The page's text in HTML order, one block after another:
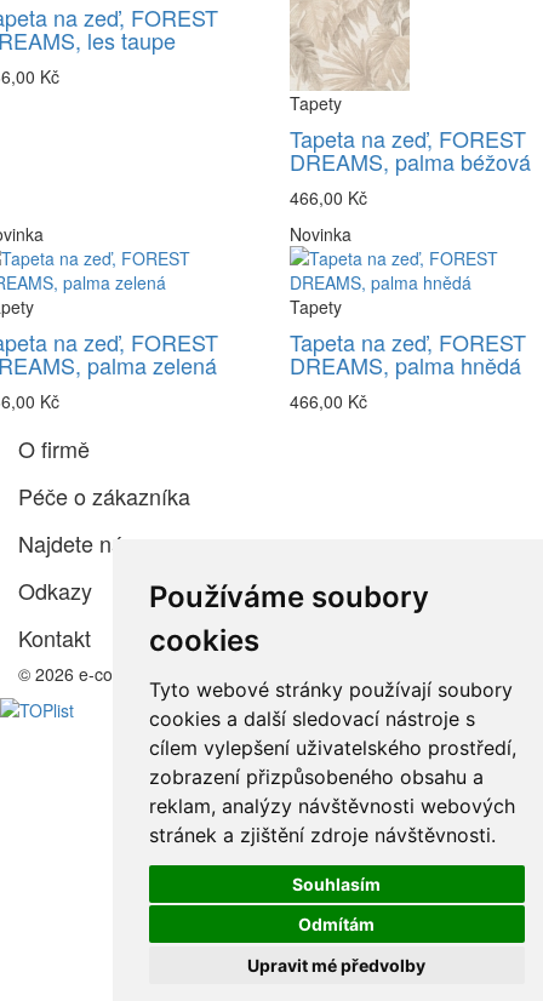
Používáme soubory
cookies
Tyto webové stránky používají soubory
cookies a další sledovací nástroje s
cílem vylepšení uživatelského prostředí,
zobrazení přizpůsobeného obsahu a
reklam, analýzy návštěvnosti webových
stránek a zjištění zdroje návštěvnosti.
Souhlasím
Odmítám
Upravit mé předvolby
na zeď, FOREST
les taupe
Kč
Tapety
Tapeta na zeď, FOREST
DREAMS, palma béžová
466,00 Kč
na zeď, FOREST
palma zelená
Kč
Novinka
Tapety
Tapeta na zeď, FOREST
DREAMS, palma hnědá
466,00 Kč
O firmě
Péče o zákazníka
Najdete nás
Odkazy
Kontakt
© 2026 e-color.cz